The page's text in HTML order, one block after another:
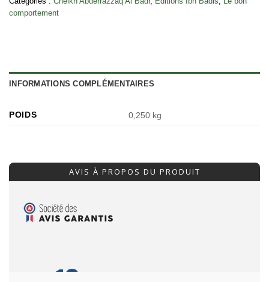
comportement
INFORMATIONS COMPLÉMENTAIRES
POIDS 0,250 kg
AVIS À PROPOS DU PRODUIT